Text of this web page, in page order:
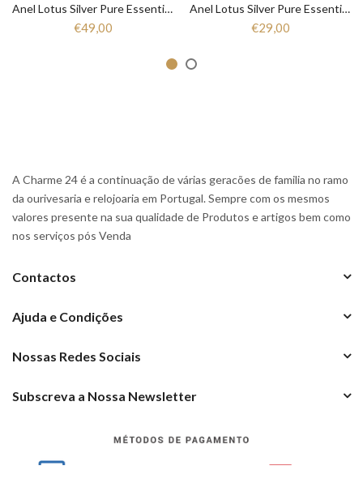
Anel Lotus Silver Pure Essential LP3446-3/1 Mulher Prata
€49,00
Anel Lotus Silver Pure Essential LP3443-3/1 Mulher Prata
€29,00
A Charme 24 é a continuação de várias geracões de familia no ramo
da ourivesaria e relojoaria em Portugal. Sempre com os mesmos
valores presente na sua qualidade de Produtos e artigos bem como
nos serviços pós Venda
Contactos
Ajuda e Condições
Nossas Redes Sociais
Subscreva a Nossa Newsletter